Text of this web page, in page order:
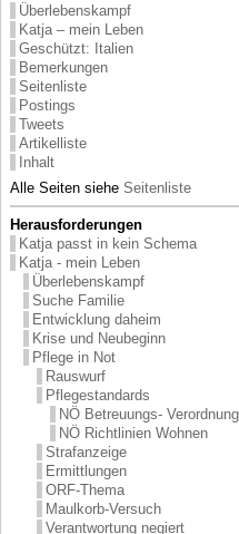
Überlebenskampf
Katja – mein Leben
Geschützt: Italien
Bemerkungen
Seitenliste
Postings
Tweets
Artikelliste
Inhalt
Alle Seiten siehe Seitenliste
Herausforderungen
Katja passt in kein Schema
Katja - mein Leben
Überlebenskampf
Suche Familie
Entwicklung daheim
Krise und Neubeginn
Pflege in Not
Rauswurf
Pflegestandards
NÖ Betreuungs- Verordnung
NÖ Richtlinien Wohnen
Strafanzeige
Ermittlungen
ORF-Thema
Maulkorb-Versuch
Verantwortung negiert